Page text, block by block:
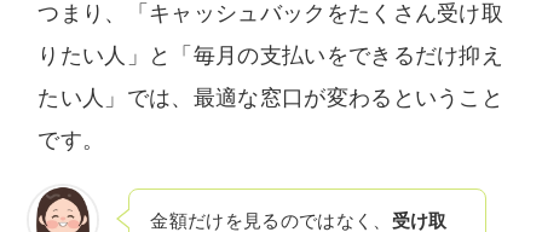
つまり、「キャッシュバックをたくさん受け取
りたい人」と「毎月の支払いをできるだけ抑え
たい人」では、最適な窓口が変わるということ
です。
金額だけを見るのではなく、 受け取